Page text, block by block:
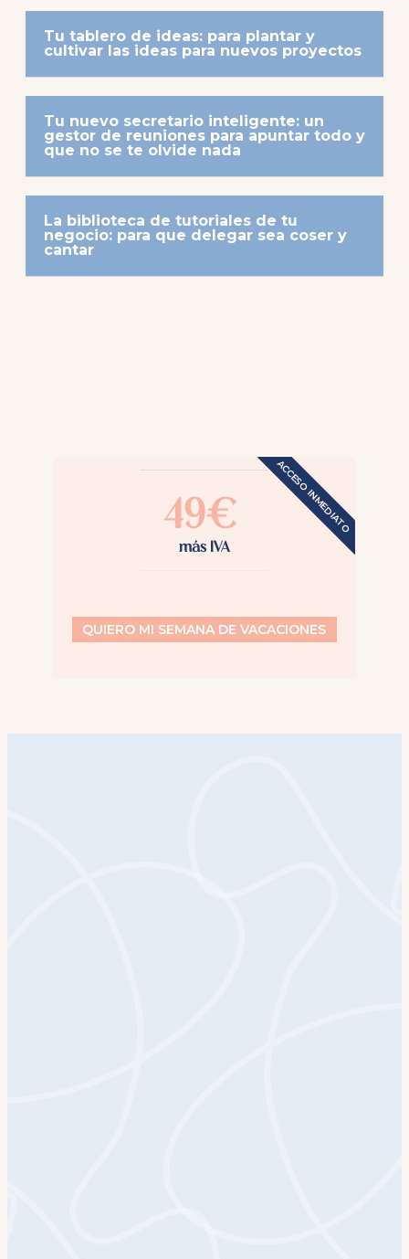
Tu tablero de ideas: para plantar y
cultivar las ideas para nuevos proyectos
Tu nuevo secretario inteligente: un
gestor de reuniones para apuntar todo y
que no se te olvide nada
La biblioteca de tutoriales de tu
negocio: para que delegar sea coser y
cantar
49€
más IVA
QUIERO MI SEMANA DE VACACIONES